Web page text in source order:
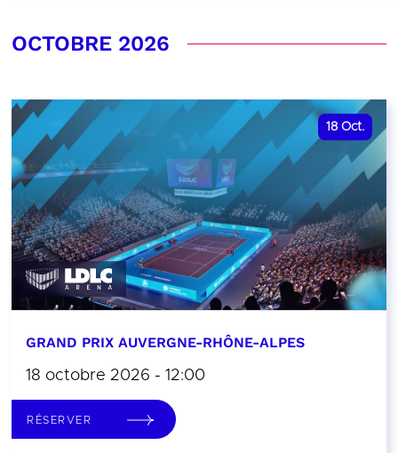
OCTOBRE 2026
18 Oct.
GRAND PRIX AUVERGNE-RHÔNE-ALPES
18 octobre 2026 - 12:00
RÉSERVER